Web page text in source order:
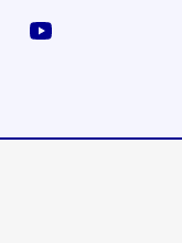
Instagram